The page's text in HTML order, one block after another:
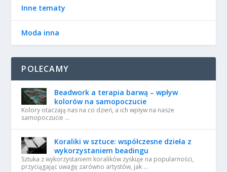
Inne tematy
Moda inna
POLECAMY
Beadwork a terapia barwą – wpływ
kolorów na samopoczucie
Kolory otaczają nas na co dzień, a ich wpływ na nasze
samopoczucie …
Koraliki w sztuce: współczesne dzieła z
wykorzystaniem beadingu
Sztuka z wykorzystaniem koralików zyskuje na popularności,
przyciągając uwagę zarówno artystów, jak …